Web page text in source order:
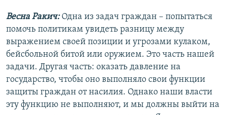
Весна Ракич: Одна из задач граждан – попытаться
помочь политикам увидеть разницу между
выражением своей позиции и угрозами кулаком,
бейсбольной битой или оружием. Это часть нашей
задачи. Другая часть: оказать давление на
государство, чтобы оно выполняло свои функции
защиты граждан от насилия. Однако наши власти
эту функцию не выполняют, и мы должны выйти на